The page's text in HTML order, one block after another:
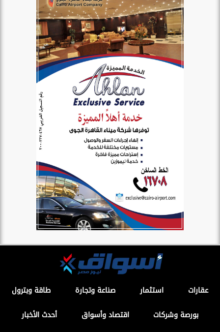
عقارات استثمار صناعة وتجارة
طاقة وبترول
بورصة وشركات
اقتصاد وأسواق أحدث الأخبار